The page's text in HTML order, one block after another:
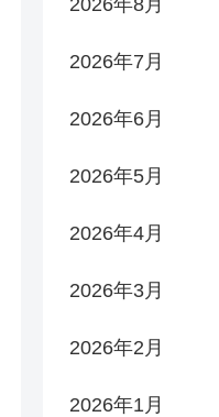
2026年7月
2026年6月
2026年5月
2026年4月
2026年3月
2026年2月
2026年1月